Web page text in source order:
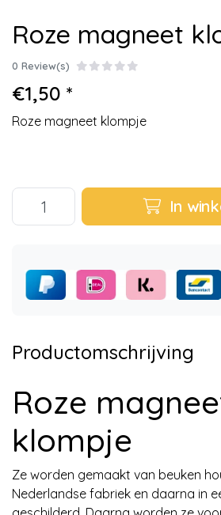
Roze magneet
0 Review(s)
€1,50 *
Roze magneet klompje
In
Productomschrijving
Roze
klompje
Ze worden gemaakt van beuken
Nederlandse fabriek en daarna in